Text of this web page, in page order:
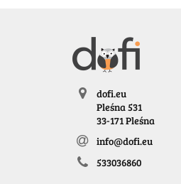
dofi.eu
Pleśna 531
33-171 Pleśna
info@dofi.eu
533036860